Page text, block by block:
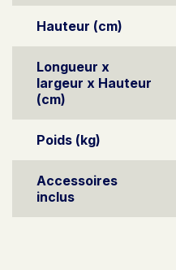
Hauteur (cm)
Longueur x
largeur x Hauteur
(cm)
Poids (kg)
Accessoires
inclus